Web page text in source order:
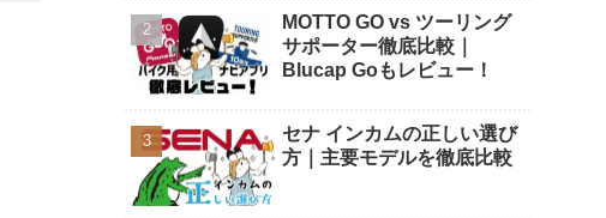
MOTTO GO vs ツーリング
サポーター徹底比較｜
Blucap Goもレビュー！
セナ インカムの正しい選び
方｜主要モデルを徹底比較